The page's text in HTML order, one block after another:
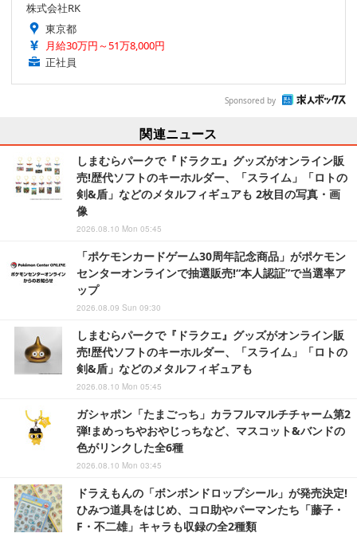
株式会社RK
東京都
月給30万円～51万8,000円
正社員
Sponsored by
関連ニュース
しまむらパークで『ドラクエ』グッズがオンライン販
売!歴代ソフトのキーホルダー、「スライム」「ロトの
剣&盾」などのメタルフィギュアも 2枚目の写真・画
像
2026.08.10 Mon 05:45
「ポケモンカードゲーム30周年記念商品」がポケモン
センターオンラインで抽選販売!“本人認証”で当選率ア
ップ
2026.08.09 Sun 09:30
しまむらパークで『ドラクエ』グッズがオンライン販
売!歴代ソフトのキーホルダー、「スライム」「ロトの
剣&盾」などのメタルフィギュアも
2026.08.10 Mon 05:45
ガシャポン「たまごっち」カラフルマルチチャーム第2
弾!まめっちやおやじっちなど、マスコット&バンドの
色がリンクした全6種
2026.08.10 Mon 03:45
ドラえもんの「ボンボンドロップシール」が発売決定!
ひみつ道具をはじめ、コロ助やパーマンたち「藤子・
F・不二雄」キャラも収録の全2種類